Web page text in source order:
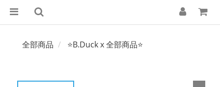
全部商品 ⭐B.Duck x 全部商品⭐